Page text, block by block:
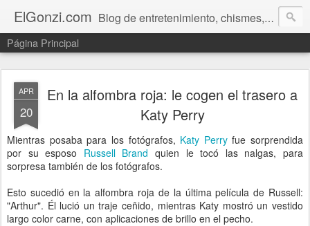
ElGonzi.com Blog de entretenimiento, chismes, humor, farándula, curiosidades, ovnis, noticias calientes, fotos, videos, paranormal y ¡más!
Página Principal
APR
20
En la alfombra roja: le cogen el trasero a
Katy Perry
Mientras posaba para los fotógrafos, Katy Perryfue sorprendida
por su esposo Russell Brand quien le tocó las nalgas, para
sorpresa también de los fotógrafos.
Esto sucedió en la alfombra roja de la última película de Russell:
"Arthur". Él lució un traje ceñido, mientras Katy mostró un vestido
largo color carne, con aplicaciones de brillo en el pecho.